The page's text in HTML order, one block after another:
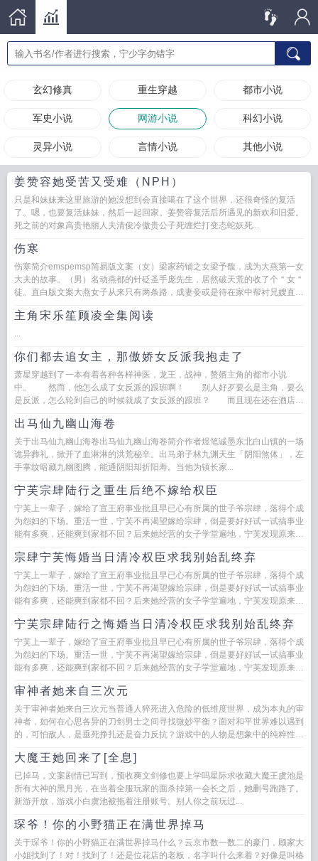
玄幻修真 重生穿越 都市小说
军史小说 网游小说 科幻小说
灵异小说 言情小说 其他小说
姜赞容她受苦又受难（NPH）
只是和妹妹来这里旅游的她没想到会直接噶在了这个世界，还很奇怪的复活
了。嗯，也要复活妹妹，然后一起回家。姜赞容复活后所遇见的新欢和旧爱。
死之前的对象高贵艳丽人夫清俊冷傲贵公子死缠烂打变态蛇妖死...
伤寒
伤寒简介emspemsp简易版文案（女）梁家药铺之女梁予馥，成为大燕第一女
大夫的故事。（男）名动燕都的针砭圣手庞先生，居然破天荒的收了个＂女＂
徒。直白版文案大燕女子从来只有两条路，成妻妾或是待在家中帮衬兄嫂直到
主角宋乐笙顾凌全集阅读
...
你们都去追女主，那傲娇女反派我抱走了
萧星穿越到了一本有着各种各样神医，龙王，战神，赘婿主角的都市小说
中。 然而，他怎么成了女反派的跟班啊！ 别人好歹要么是主角，要么
是反派，怎么轮到自己的时候就成了女反派的跟班？ 而且现在还在酒店逼
出马仙九幽山海卷
关于出马仙九幽山海卷出马仙九幽山海卷简介作者煜笔诚墨东北白山镇的一场
诡异葬礼，掀开了血淋淋的洪荒秘辛。出马弟子林九渊天生「阴阳煞体」，左
手掌纹暗藏九幽图腾，能通阴阳却折阳寿。当他为镇长家...
宁芙宗肆陆行之重生后绝不嫁给权臣
宁芙上一辈子，嫁给了宣王府事业批且早已心有所属的世子爷宗肆，落得个成
为怨妇的下场。重活一世，宁芙不再渴望嫁给宗肆，倒是要好好试一试搞事业
能有多爽，还能爽到家都不回？后来她经营的女子学堂遍地，宁芙发现原来搞
宗肆宁芙悔婚当日清冷权臣求我别始乱终弃
宁芙上一辈子，嫁给了宣王府事业批且早已心有所属的世子爷宗肆，落得个成
为怨妇的下场。重活一世，宁芙不再渴望嫁给宗肆，倒是要好好试一试搞事业
能有多爽，还能爽到家都不回？后来她经营的女子学堂遍地，宁芙发现原来搞
宁芙宗肆陆行之悔婚当日清冷权臣求我别始乱终弃
宁芙上一辈子，嫁给了宣王府事业批且早已心有所属的世子爷宗肆，落得个成
为怨妇的下场。重活一世，宁芙不再渴望嫁给宗肆，倒是要好好试一试搞事业
能有多爽，还能爽到家都不回？后来她经营的女子学堂遍地，宁芙发现原来搞
审神者她来自三次元
关于审神者她来自三次元当普通人猝死进入危险的低维度世界，成为本丸的审
神者，如何在心思各异的刀剑男士之间寻找微妙平衡？面对和平世界难以遇到
的，可怕敌人，是垂死挣扎还是奋力反抗？游戏中的人物是想象中的纯粹性格
大魔王她回来了[全息]
已掉马，文案剧情已写到，预收爽文剑修也要上学吗星际求收藏大魔王虞池是
所有大神的黑月光，在当着全服玩家的面杀掉第一会长之后，她删号跑路了。
新游开放，游戏小白虞池被拖着注册账号。别人你之前玩过...
琛爷！你的小野猫正在满世界掉马
关于琛爷！你的小野猫正在满世界掉马什么？云京市数一数二的豪门，顾家大
小姐找到了！对！找到了！还是位花店的老板，名字叫什么来着？好像是叫椿